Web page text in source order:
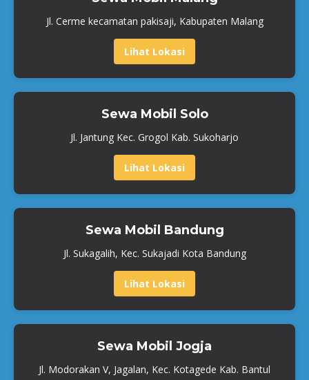
Jl. Cerme kecamatan pakisaji, Kabupaten Malang
Lihat Lokasi
Sewa Mobil Solo
Jl. Jantung Kec. Grogol Kab. Sukoharjo
Lihat Lokasi
Sewa Mobil Bandung
Jl. Sukagalih, Kec. Sukajadi Kota Bandung
Lihat Lokasi
Sewa Mobil Jogja
Jl. Modorakan V, Jagalan, Kec. Kotagede Kab. Bantul